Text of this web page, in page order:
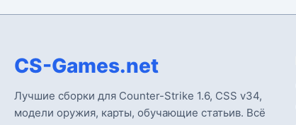
CS-Games.net
Лучшие сборки для Counter-Strike 1.6, CSS v34,
модели оружия, карты, обучающие статьив. Всё